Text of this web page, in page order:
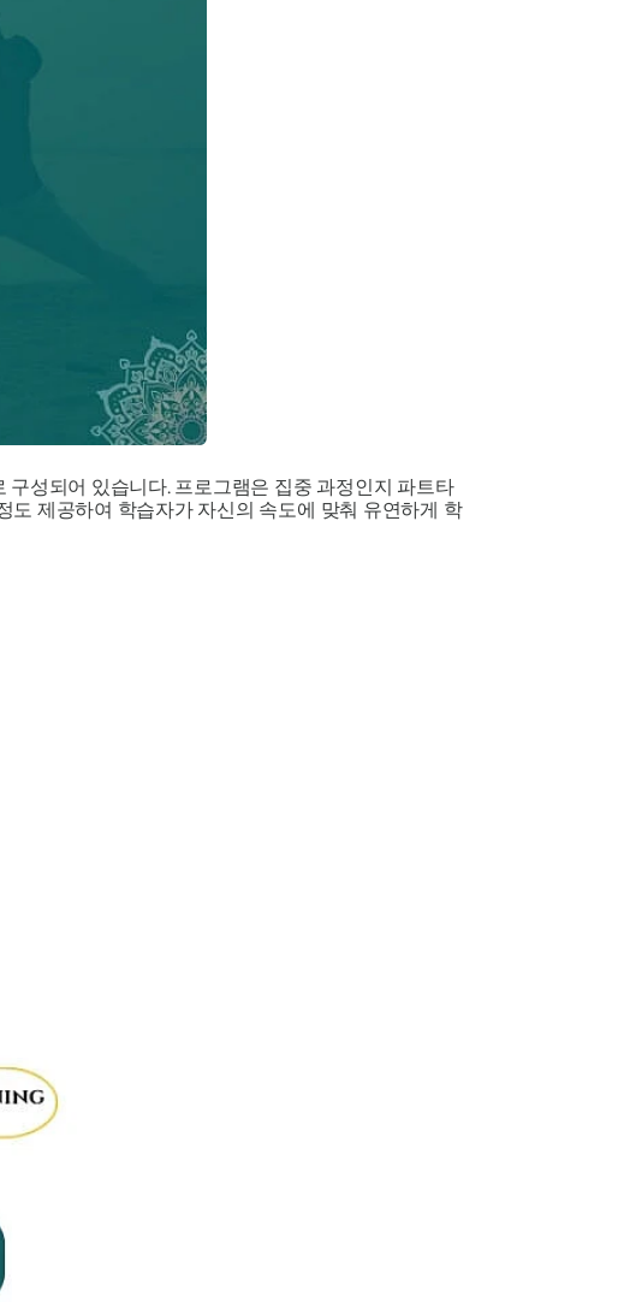
성되어 있습니다. 프로그램은 집중 과정인지 파트타
제공하여 학습자가 자신의 속도에 맞춰 유연하게 학